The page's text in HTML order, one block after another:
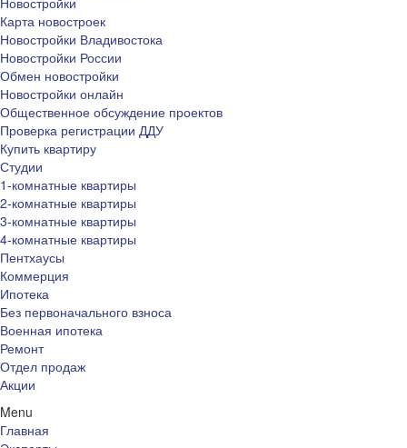
Карта новостроек
Новостройки Владивостока
Новостройки России
Обмен новостройки
Новостройки онлайн
Общественное обсуждение проектов
Проверка регистрации ДДУ
Купить квартиру
Студии
1-комнатные квартиры
2-комнатные квартиры
3-комнатные квартиры
4-комнатные квартиры
Пентхаусы
Коммерция
Ипотека
Без первоначального взноса
Военная ипотека
Ремонт
Отдел продаж
Акции
Menu
Главная